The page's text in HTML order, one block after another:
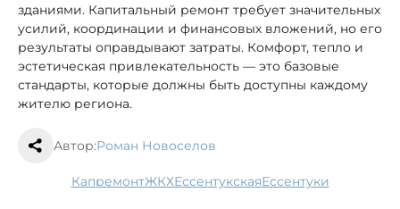
зданиями. Капитальный ремонт требует значительных
усилий, координации и финансовых вложений, но его
результаты оправдывают затраты. Комфорт, тепло и
эстетическая привлекательность — это базовые
стандарты, которые должны быть доступны каждому
жителю региона.
Автор:Роман Новоселов
капремонт ЖКХ Ессентукская Ессентуки